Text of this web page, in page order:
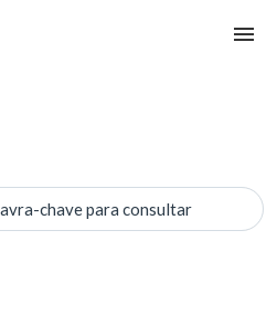
chave para consultar